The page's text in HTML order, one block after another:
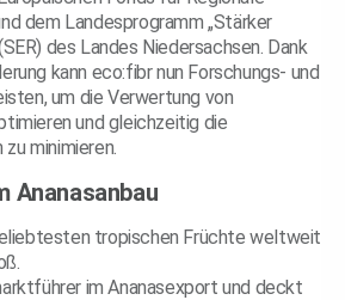
dem Landesprogramm „Stärker
des Landes Niedersachsen. Dank
kann eco:fibr nun Forschungs- und
um die Verwertung von
und gleichzeitig die
minimieren.
Ananasanbau
tropischen Früchte weltweit
im Ananasexport und deckt